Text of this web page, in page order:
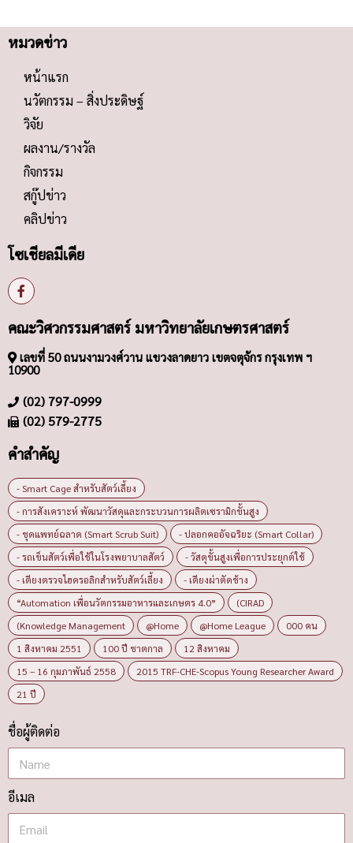
หมวดข่าว
หน้าแรก
นวัตกรรม – สิ่งประดิษฐ์
วิจัย
ผลงาน/รางวัล
กิจกรรม
สกู๊ปข่าว
คลิปข่าว
โซเชียลมีเดีย
คณะวิศวกรรมศาสตร์ มหาวิทยาลัยเกษตรศาสตร์
เลขที่ 50 ถนนงามวงศ์วาน แขวงลาดยาว เขตจตุจักร กรุงเทพ ฯ
10900
(02) 797-0999
(02) 579-2775
คำสำคัญ
- Smart Cage สำหรับสัตว์เลี้ยง
- การสังเคราะห์ พัฒนาวัสดุและกระบวนการผลิตเซรามิกขั้นสูง
- ชุดแพทย์ฉลาด (Smart Scrub Suit)
- ปลอกคออัจฉริยะ (Smart Collar)
- รถเข็นสัตว์เพื่อใช้ในโรงพยาบาลสัตว์
- วัสดุขั้นสูงเพื่อการประยุกต์ใช้
- เตียงตรวจไฮดรอลิกสำหรับสัตว์เลี้ยง
- เตียงผ่าตัดช้าง
“Automation เพื่อนวัตกรรมอาหารและเกษตร 4.0”
(CIRAD
(Knowledge Management
@Home @Home League
000 คน
1 สิงหาคม 2551
100 ปี ชาตกาล
12 สิงหาคม
15 – 16 กุมภาพันธ์ 2558
2015 TRF-CHE-Scopus Young Researcher Award
21 ปี
ชื่อผู้ติดต่อ
อีเมล